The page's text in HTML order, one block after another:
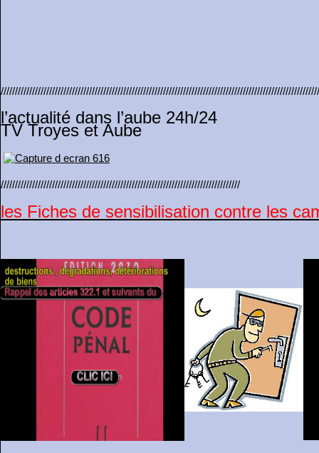
l’actualité dans l’aube 24h/24
TV Troyes et Aube
////////////////////////////////////////////////////////////////////////////////////
les Fiches de sensibilisation contre les